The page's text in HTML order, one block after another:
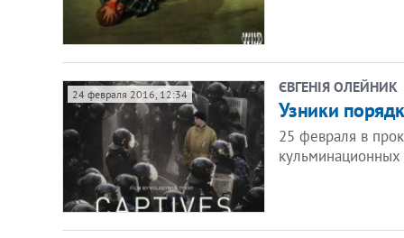
24 февраля 2016, 12:34 ЄВГЕНІЯ ОЛЕЙНИК
Узники
25 февраля в